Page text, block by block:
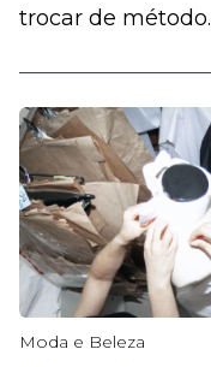
trocar de método.
Moda e Beleza